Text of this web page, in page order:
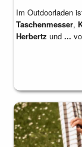
Im Outdoorladen
Taschenmesser,
Herbertz und ...